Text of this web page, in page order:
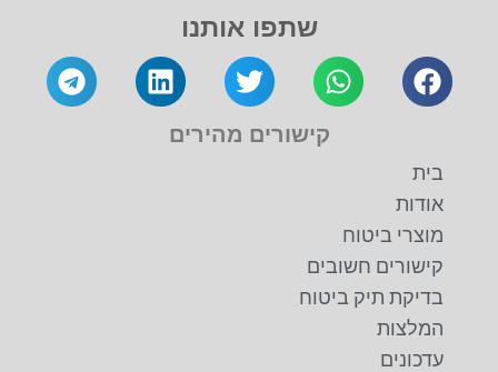
שתפו אותנו
קישורים מהירים
בית
אודות
מוצרי ביטוח
קישורים חשובים
בדיקת תיק ביטוח
המלצות
עדכונים